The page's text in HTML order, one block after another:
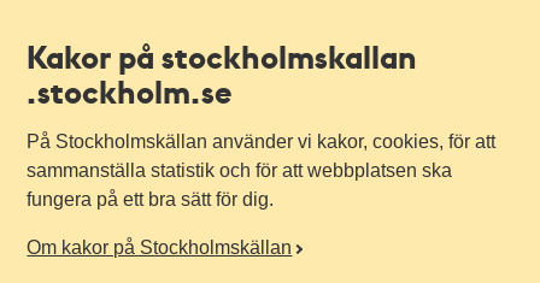
Kakor på stockholmskallan
.stockholm.se
På Stockholmskällan använder vi kakor, cookies, för att
sammanställa statistik och för att webbplatsen ska
fungera på ett bra sätt för dig.
Om kakor på Stockholmskällan